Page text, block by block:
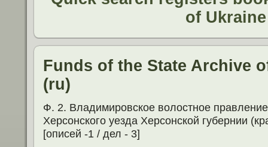
of Ukraine
Funds of the State Archive
(ru)
Ф. 2. Владимировское волостное
Херсонского уезда Херсонской губернии
[описей -1 / дел - 3]